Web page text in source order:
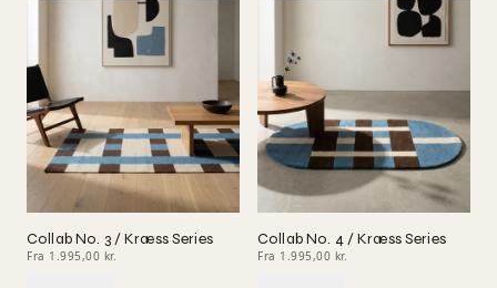
Collab No. 3 / Kræss Series
Fra 1.995,00 kr.
Collab No. 4 / Kræss Series
Fra 1.995,00 kr.